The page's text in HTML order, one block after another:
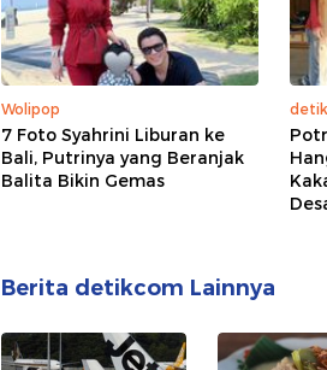
Wolipop
7 Foto Syahrini Liburan ke
Bali, Putrinya yang Beranjak
Balita Bikin Gemas
Berita detikcom Lainnya